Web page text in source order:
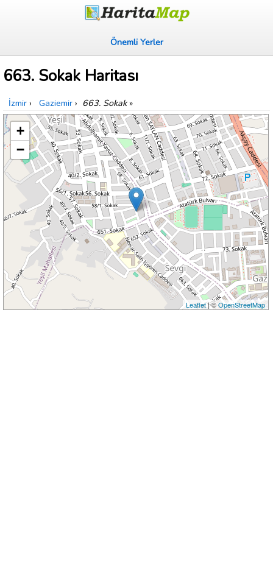
Önemli Yerler
663. Sokak Haritası
İzmir › Gaziemir › 663. Sokak»
+
−
Leaflet| ©OpenStreetMap